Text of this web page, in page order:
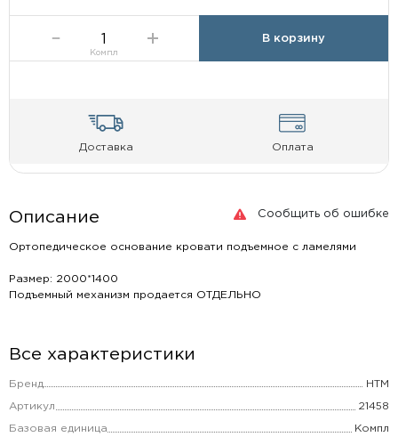
Компл
В корзину
Доставка Оплата
Сообщить об ошибке
Описание
Ортопедическое основание кровати подъемное с ламелями
Размер: 2000*1400
Подъемный механизм продается ОТДЕЛЬНО
Все характеристики
Бренд НТМ
Артикул 21458
Базовая единица Компл